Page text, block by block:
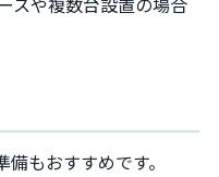
もおすすめです。